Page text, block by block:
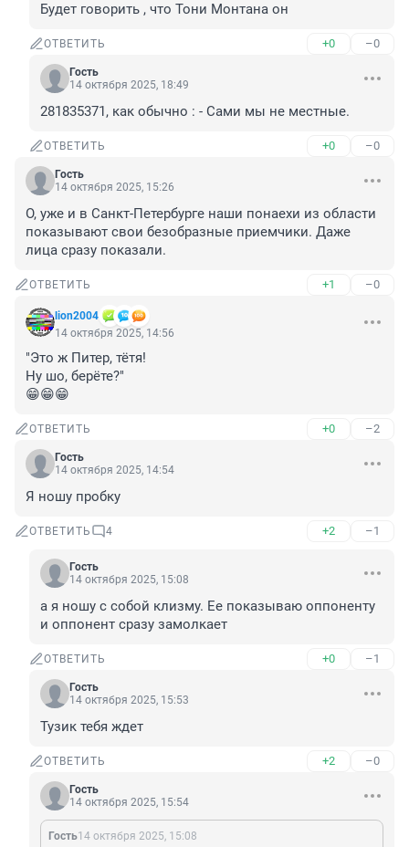
Будет говорить , что Тони Монтана он
ОТВЕТИТЬ +0 –0
Гость
14 октября 2025, 18:49
281835371, как обычно : - Сами мы не местные.
ОТВЕТИТЬ +0 –0
Гость
14 октября 2025, 15:26
О, уже и в Санкт-Петербурге наши понаехи из области
показывают свои безобразные приемчики. Даже
лица сразу показали.
ОТВЕТИТЬ +1 –0
lion2004
14 октября 2025, 14:56
"Это ж Питер, тётя!
Ну шо, берёте?"
😁😁😁
ОТВЕТИТЬ +0 –2
Гость
14 октября 2025, 14:54
Я ношу пробку
ОТВЕТИТЬ 4 +2 –1
Гость
14 октября 2025, 15:08
а я ношу с собой клизму. Ее показываю оппоненту
и оппонент сразу замолкает
ОТВЕТИТЬ +0 –1
Гость
14 октября 2025, 15:53
Тузик тебя ждет
ОТВЕТИТЬ +2 –0
Гость
14 октября 2025, 15:54
Гость14 октября 2025, 15:08